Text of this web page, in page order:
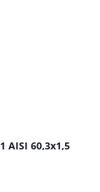
AISI 60,3х1,5